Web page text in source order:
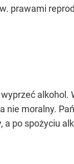
prawami
moralny.
a po spożyciu